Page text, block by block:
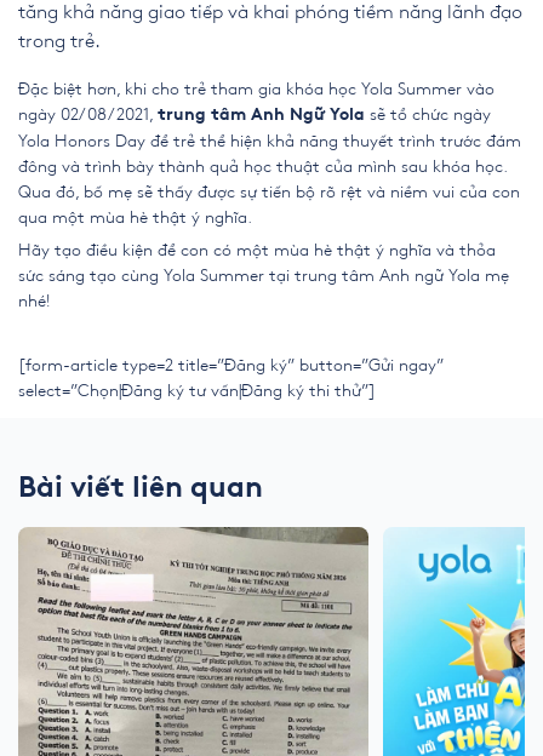
tăng khả năng giao tiếp và khai phóng tiềm năng lãnh đạo
trong trẻ.
Đặc biệt hơn, khi cho trẻ tham gia khóa học Yola Summer vào
ngày 02/08/2021, trung tâm Anh Ngữ Yola sẽ tổ chức ngày
Yola Honors Day để trẻ thể hiện khả năng thuyết trình trước đám
đông và trình bày thành quả học thuật của mình sau khóa học.
Qua đó, bố mẹ sẽ thấy được sự tiến bộ rõ rệt và niềm vui của con
qua một mùa hè thật ý nghĩa.
Hãy tạo điều kiện để con có một mùa hè thật ý nghĩa và thỏa
sức sáng tạo cùng Yola Summer tại trung tâm Anh ngữ Yola mẹ
nhé!
[form-article type=2 title=”Đăng ký” button=”Gửi ngay”
select=”Chọn|Đăng ký tư vấn|Đăng ký thi thử”]
Bài viết liên quan